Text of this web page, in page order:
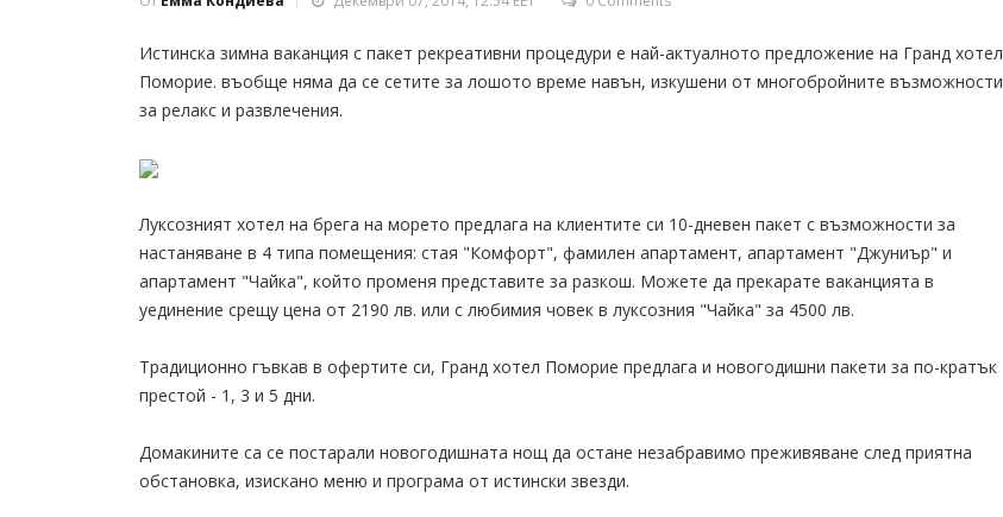
Истинска зимна ваканция с пакет рекреативни процедури е най-актуалното предложение на Гранд хотел
Поморие. въобще няма да се сетите за лошото време навън, изкушени от многобройните възможности
за релакс и развлечения.
Луксозният хотел на брега на морето предлага на клиентите си 10-дневен пакет с възможности за
настаняване в 4 типа помещения: стая "Комфорт", фамилен апартамент, апартамент "Джуниър" и
апартамент "Чайка", който променя представите за разкош. Можете да прекарате ваканцията в
уединение срещу цена от 2190 лв. или с любимия човек в луксозния "Чайка" за 4500 лв.
Традиционно гъвкав в офертите си, Гранд хотел Поморие предлага и новогодишни пакети за по-кратък
престой - 1, 3 и 5 дни.
Домакините са се постарали новогодишната нощ да остане незабравимо преживяване след приятна
обстановка, изискано меню и програма от истински звезди.